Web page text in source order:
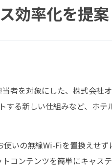
効率化を提案
者を対象にした、株式会社
る新しい仕組みなど、ホ
いの無線Wi-Fiを置換えせ
コンテンツを簡単にキャス